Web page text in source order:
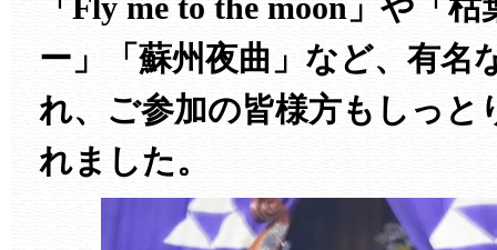
ー」「蘇州夜曲」など、有名
れ、ご参加の皆様方もしっと
れました。